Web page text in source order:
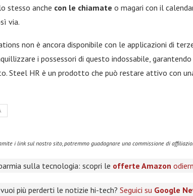
stesso anche con le chiamate o magari con il
via.
non è ancora disponibile con le applicazioni di
i possessori di questo indossabile,
Steel HR è un prodotto che può restare attivo con
i link sul nostro sito, potremmo guadagnare una commissione di
sulla tecnologia: scopri le offerte Amazon
più perderti le notizie hi-tech? Seguici su Google